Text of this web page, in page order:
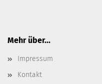
Mehr über...
Impressum
Kontakt